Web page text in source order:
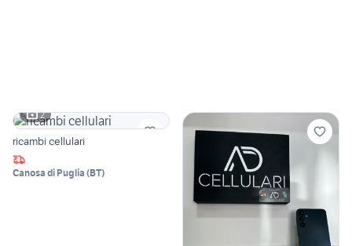
2
ricambi cellulari
Canosa di Puglia (BT)